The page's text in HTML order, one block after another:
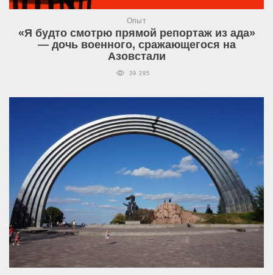
Опыт
«Я будто смотрю прямой репортаж из ада»
— дочь военного, сражающегося на
Азовстали
39 295